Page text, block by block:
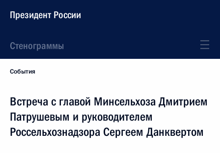
Президент России
Стенограммы
События
Встреча с главой Минсельхоза Дмитрием
Патрушевым и руководителем
Россельхознадзора Сергеем Данквертом